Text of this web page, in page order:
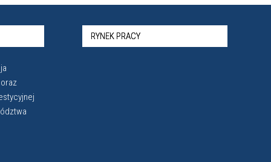
RYNEK PRACY